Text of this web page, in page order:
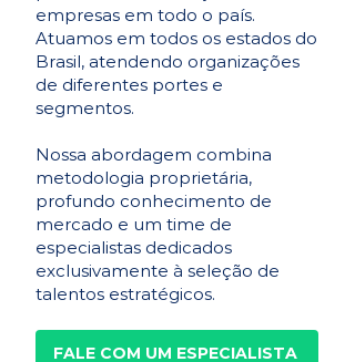
empresas em todo o país.
Atuamos em todos os estados do
Brasil, atendendo organizações
de diferentes portes e
segmentos.
Nossa abordagem combina
metodologia proprietária,
profundo conhecimento de
mercado e um time de
especialistas dedicados
exclusivamente à seleção de
talentos estratégicos.
FALE COM UM ESPECIALISTA